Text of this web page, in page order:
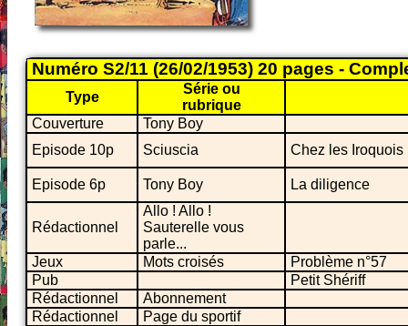
Numéro S2/11 (26/02/1953) 20 pages -
Type
Série ou
rubrique
Couverture
Tony Boy
Episode 10p
Sciuscia Chez les Iroquois
Episode 6p Tony Boy La diligence
Rédactionnel
Allo ! Allo !
Sauterelle vous
parle...
Jeux
Mots croisés
Problème n°57
Pub
Petit Shériff
Rédactionnel
Abonnement
Rédactionnel
Page du sportif